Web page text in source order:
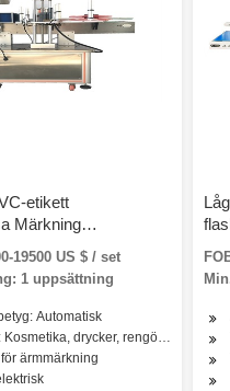
hårvårdsprodukter, olja, te
etikett
Märkning
19500 US $ / set
1 uppsättning
Automatisk
drycker, rengöring,
ärmmärkning